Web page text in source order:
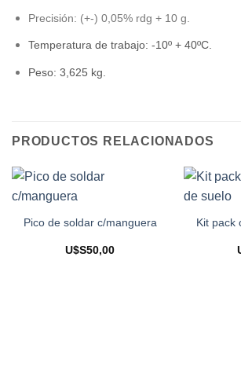
Precisión: (+-) 0,05% rdg + 10 g.
Temperatura de trabajo: -10º + 40ºC.
Peso: 3,625 kg.
PRODUCTOS RELACIONADOS
Pico de soldar c/manguera
U$S50,00
Kit pack